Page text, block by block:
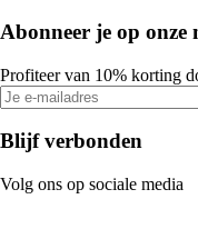
Abonneer je op onze
Profiteer van 10% korting
Blijf verbonden
Volg ons op sociale media